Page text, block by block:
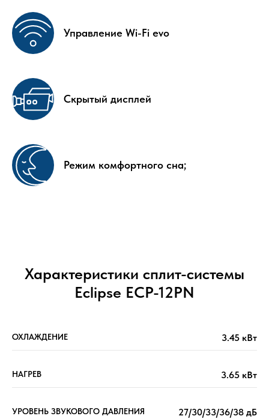
Управление Wi-Fi evo
Скрытый дисплей
Режим комфортного сна;
Характеристики сплит-системы
Eclipse ECP-12PN
ОХЛАЖДЕНИЕ 3.45 кВт
НАГРЕВ 3.65 кВт
УРОВЕНЬ ЗВУКОВОГО ДАВЛЕНИЯ 27/30/33/36/38 дБ